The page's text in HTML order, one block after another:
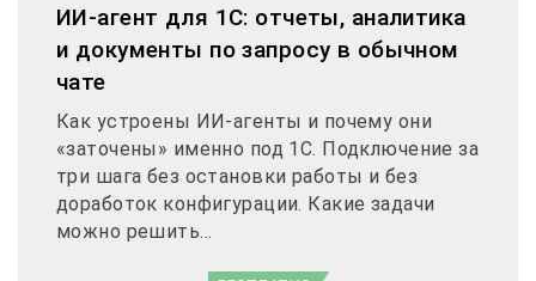
ИИ-агент для 1С: отчеты, аналитика
и документы по запросу в обычном
чате
Как устроены ИИ-агенты и почему они
«заточены» именно под 1С. Подключение за
три шага без остановки работы и без
доработок конфигурации. Какие задачи
можно решить...